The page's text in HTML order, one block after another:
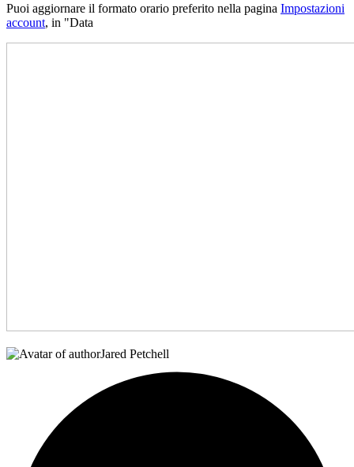
Puoi aggiornare il formato orario preferito nella pagina Impostazioni
account, in "Data
Jared Petchell